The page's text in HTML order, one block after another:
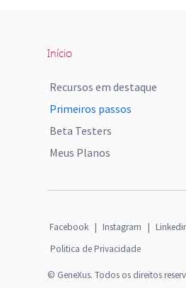
Início
Recursos em destaque
Primeiros passos
Beta Testers
Meus Planos
Facebook | Instagram |
Politica de Privacidade
© GeneXus. Todos os direitos